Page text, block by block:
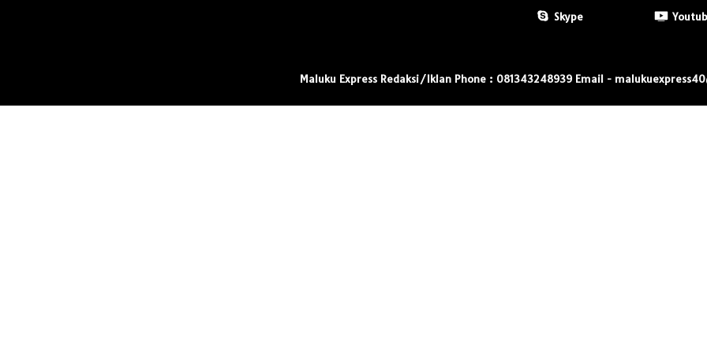
Skype
Maluku Express Redaksi/Iklan Phone : 081343248939 Email -